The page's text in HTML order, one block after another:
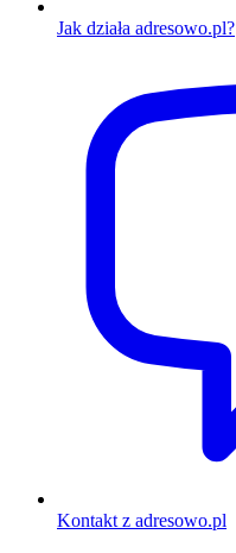
Jak działa adresowo.pl?
Kontakt z adresowo.pl